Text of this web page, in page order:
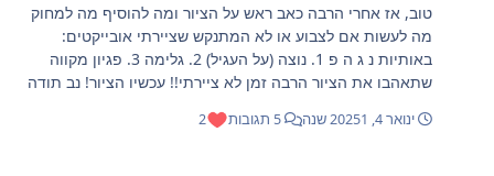
טוב, אז אחרי הרבה כאב ראש על הציור ומה להוסיף מה למחוק
מה לעשות אם לצבוע או לא המתנקש שציירתי אובייקטים:
באותיות נ ג ה פ 1. נוצה (על העגיל) 2. גלימה 3. פגיון מקווה
שתאהבו את הציור הרבה זמן לא ציירתי!! עכשיו הציור! נב תודה
לי לצייר אחרי שנה וחצי שלא רציתי לצייר והבטחתי לו ציור
ינואר 4, 2025 1 שנה 2